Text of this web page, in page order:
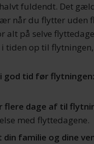
fuldendt. Det
når du flytter uden
alt på selve
tiden op til
god tid før flytningen:
flere dage af til
med flyttedagene.
familie og dine